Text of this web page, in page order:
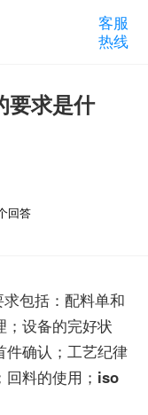
客服
热线
要求是什
个回答
包括：配料单和
；设备的完好状
件确认；工艺纪律
料的使用； iso